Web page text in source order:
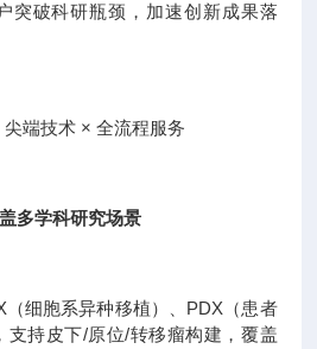
突破科研瓶颈，加速创新成果落
端技术 × 全流程服务
多学科研究场景
细胞系异种移植）、PDX（患者
支持皮下/原位/转移瘤构建，覆盖